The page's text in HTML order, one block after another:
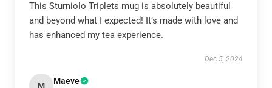
This Sturniolo Triplets mug is absolutely beautiful
and beyond what I expected! It’s made with love and
has enhanced my tea experience.
Dec 5, 2024
M Maeve